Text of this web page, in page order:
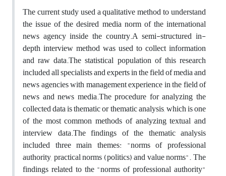
The current study used a qualitative method to understand
the issue of the desired media norm of the international
news agency inside the country.A semi-structured in-
depth interview method was used to collect information
and raw data.The statistical population of this research
included all specialists and experts in the field of media and
news agencies with management experience in the field of
news and news media.The procedure for analyzing the
collected data is thematic or thematic analysis, which is one
of the most common methods of analyzing textual and
interview data.The findings of the thematic analysis
included three main themes: "norms of professional
authority, practical norms (politics) and value norms". The
findings related to the "norms of professional authority"